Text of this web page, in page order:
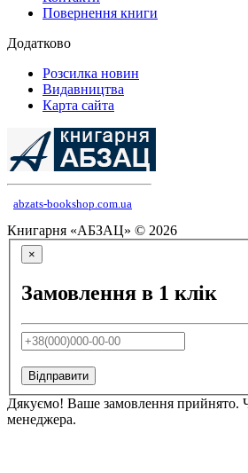
Повернення книги
Додатково
Розсилка новин
Видавництва
Карта сайта
abzats-bookshop.com.ua
Книгарня «АБЗАЦ» © 2026
×
Замовлення в 1 клік
Відправити
Дякуємо! Ваше замовлення прийнято.
менеджера.